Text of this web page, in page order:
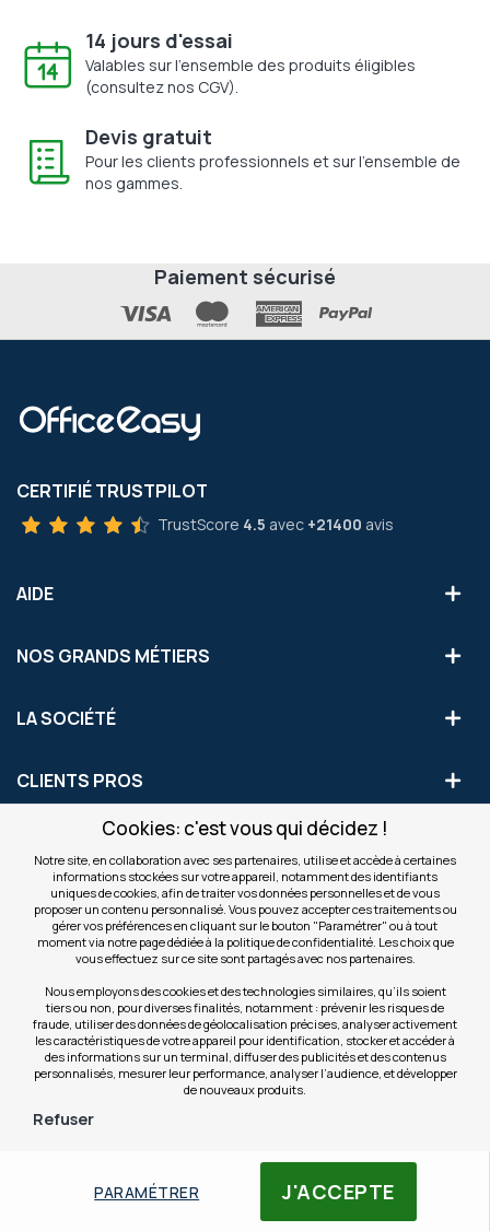
J'ACCEPTE
PARAMÉTRER
Cookies: c'est vous qui décidez !
Notre site, en collaboration avec ses partenaires, utilise et accède à certaines
informations stockées sur votre appareil, notamment des identifiants
uniques de cookies, afin de traiter vos données personnelles et de vous
proposer un contenu personnalisé. Vous pouvez accepter ces traitements ou
gérer vos préférences en cliquant sur le bouton "Paramétrer" ou à tout
moment via notre page dédiée à la politique de confidentialité. Les choix que
vous effectuez sur ce site sont partagés avec nos partenaires.
Nous employons des cookies et des technologies similaires, qu’ils soient
tiers ou non, pour diverses finalités, notamment : prévenir les risques de
fraude, utiliser des données de géolocalisation précises, analyser activement
les caractéristiques de votre appareil pour identification, stocker et accéder à
des informations sur un terminal, diffuser des publicités et des contenus
personnalisés, mesurer leur performance, analyser l’audience, et développer
de nouveaux produits.
Refuser
14 jours d'essai
Valables sur l'ensemble des produits éligibles
(consultez nos CGV).
Devis gratuit
Pour les clients professionnels et sur l'ensemble de
nos gammes.
Paiement sécurisé
CERTIFIÉ TRUSTPILOT
TrustScore 4.5 avec +21400 avis
AIDE
NOS GRANDS MÉTIERS
LA SOCIÉTÉ
CLIENTS PROS
S'INSCRIRE AUX OFFRES COMMERCIALES
Inscription
notre
newsletter
Valider
NOS SITES
© Copyright OfficeEasy 2026